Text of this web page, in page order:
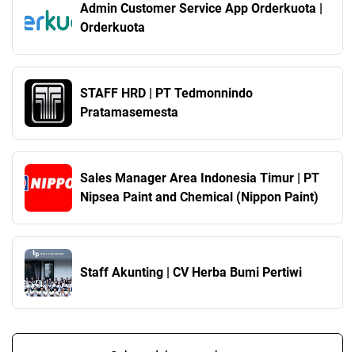
Admin Customer Service App Orderkuota |
Orderkuota
STAFF HRD | PT Tedmonnindo
Pratamasemesta
Sales Manager Area Indonesia Timur | PT
Nipsea Paint and Chemical (Nippon Paint)
Staff Akunting | CV Herba Bumi Pertiwi